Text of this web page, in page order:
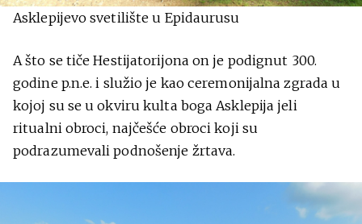
Asklepijevo svetilište u Epidaurusu
A što se tiče Hestijatorijona on je podignut 300.
godine p.n.e. i služio je kao ceremonijalna zgrada u
kojoj su se u okviru kulta boga Asklepija jeli
ritualni obroci, najčešće obroci koji su
podrazumevali podnošenje žrtava.